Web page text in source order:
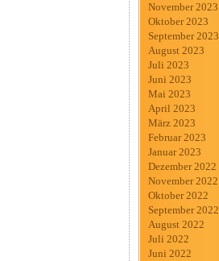
November 2023
Oktober 2023
September 2023
August 2023
Juli 2023
Juni 2023
Mai 2023
April 2023
März 2023
Februar 2023
Januar 2023
Dezember 2022
November 2022
Oktober 2022
September 2022
August 2022
Juli 2022
Juni 2022